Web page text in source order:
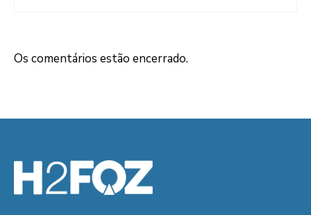
Os comentários estão encerrado.